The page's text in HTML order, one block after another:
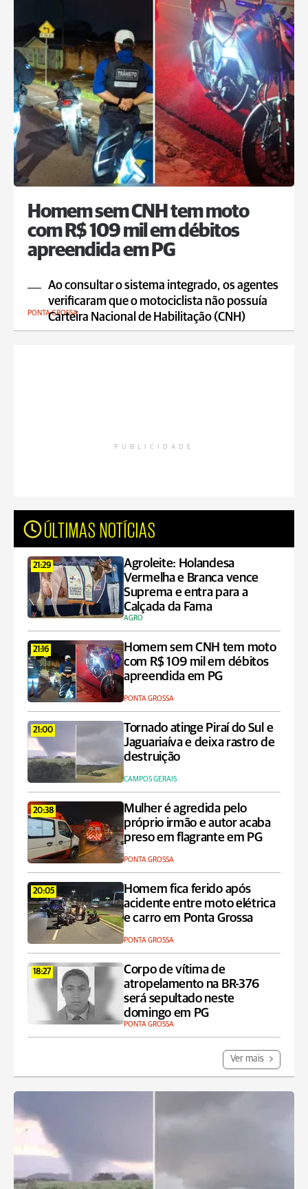
Homem sem CNH tem moto
com R$ 109 mil em débitos
apreendida em PG
Ao consultar o sistema integrado, os agentes
verificaram que o motociclista não possuía
Carteira Nacional de Habilitação (CNH)
PONTA GROSSA
PUBLICIDADE
ÚLTIMAS NOTÍCIAS
21:29
Agroleite: Holandesa
Vermelha e Branca vence
Suprema e entra para a
Calçada da Fama
AGRO
21:16
Homem sem CNH tem moto
com R$ 109 mil em débitos
apreendida em PG
PONTA GROSSA
21:00
Tornado atinge Piraí do Sul e
Jaguariaíva e deixa rastro de
destruição
CAMPOS GERAIS
20:38
Mulher é agredida pelo
próprio irmão e autor acaba
preso em flagrante em PG
PONTA GROSSA
20:05
Homem fica ferido após
acidente entre moto elétrica
e carro em Ponta Grossa
PONTA GROSSA
18:27
Corpo de vítima de
atropelamento na BR-376
será sepultado neste
domingo em PG
PONTA GROSSA
Ver mais